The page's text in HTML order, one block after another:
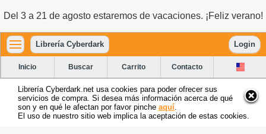
Del 3 a 21 de agosto estaremos de vacaciones. ¡Feliz verano!
Librería Cyberdark Login
Inicio Buscar Carrito Contacto
Librería Cyberdark.net usa cookies para poder ofrecer sus
servicios de compra. Si desea más información acerca de qué
son y en qué le afectan por favor pinche aquí
El uso de nuestro sitio web implica la aceptación de estas cookies.